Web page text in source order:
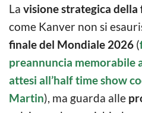
La visione strategica della
come Kanver non si
finale del Mondiale 2026 (
preannuncia memorabile
attesi all’half time show
Martin), ma guarda alle